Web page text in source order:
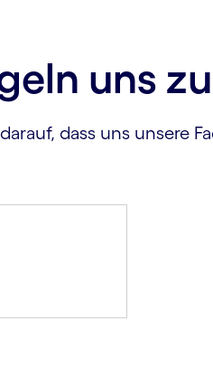
uns
dass uns unsere